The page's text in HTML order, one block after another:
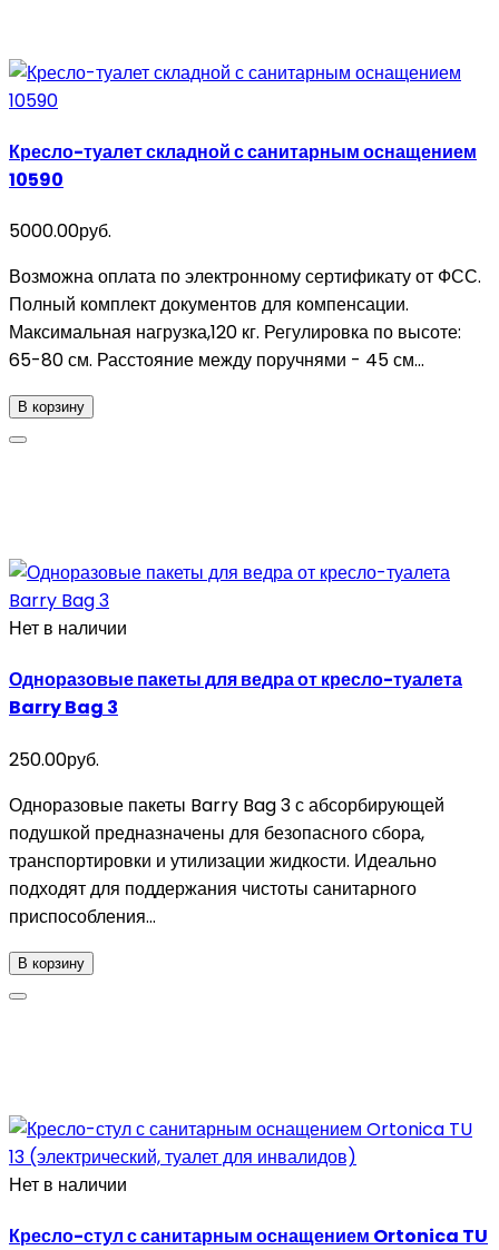
Кресло-туалет складной с санитарным оснащением
10590
5000.00руб.
Возможна оплата по электронному сертификату от ФСС.
Полный комплект документов для компенсации.
Максимальная нагрузка,120 кг. Регулировка по высоте:
65-80 см. Расстояние между поручнями - 45 см...
В корзину
Нет в наличии
Одноразовые пакеты для ведра от кресло-туалета
Barry Bag 3
250.00руб.
Одноразовые пакеты Barry Bag 3 с абсорбирующей
подушкой предназначены для безопасного сбора,
транспортировки и утилизации жидкости. Идеально
подходят для поддержания чистоты санитарного
приспособления...
В корзину
Нет в наличии
Кресло-стул с санитарным оснащением Ortonica TU